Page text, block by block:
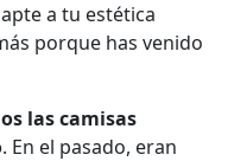
a tu estética
porque has venido
las camisas
. En el pasado, eran